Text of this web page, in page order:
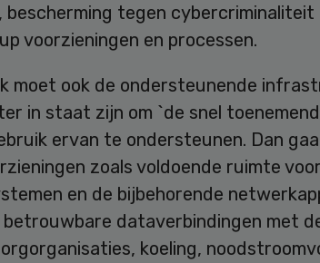
bescherming tegen cybercriminaliteit
voorzieningen en processen.
moet ook de ondersteunende
in staat zijn om `de snel
ervan te ondersteunen. Dan
zoals voldoende ruimte
en de bijbehorende
betrouwbare dataverbindingen met
koeling,